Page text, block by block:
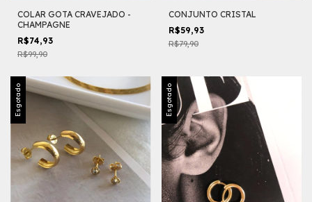
COLAR GOTA CRAVEJADO -
CHAMPAGNE
R$74,93
R$99,90
CONJUNTO CRISTAL
R$59,93
R$79,90
Esgotado Esgotado